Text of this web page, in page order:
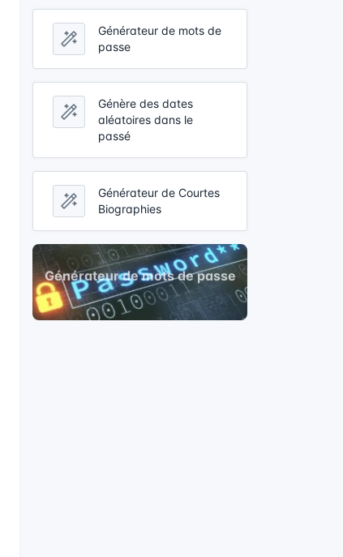
Générateur de mots de
passe
Génère des dates
aléatoires dans le
passé
Générateur de Courtes
Biographies
Générateur de mots de passe